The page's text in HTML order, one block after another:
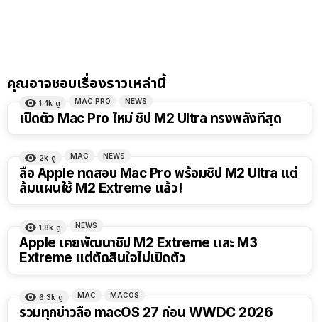
คุณอาจชอบเรื่องราวเหล่านี้
1.4k ดู MAC PRO NEWS
เปิดตัว Mac Pro ใหม่ ชิป M2 Ultra ทรงพลังที่สุด
2k ดู MAC NEWS
ลือ Apple ทดสอบ Mac Pro พร้อมชิป M2 Ultra แต่
ล้มแผนใช้ M2 Extreme แล้ว!
1.8k ดู NEWS
Apple เคยพัฒนาชิป M2 Extreme และ M3
Extreme แต่ตัดสินใจไม่เปิดตัว
6.3k ดู MAC MACOS
รวมทุกข่าวลือ macOS 27 ก่อน WWDC 2026